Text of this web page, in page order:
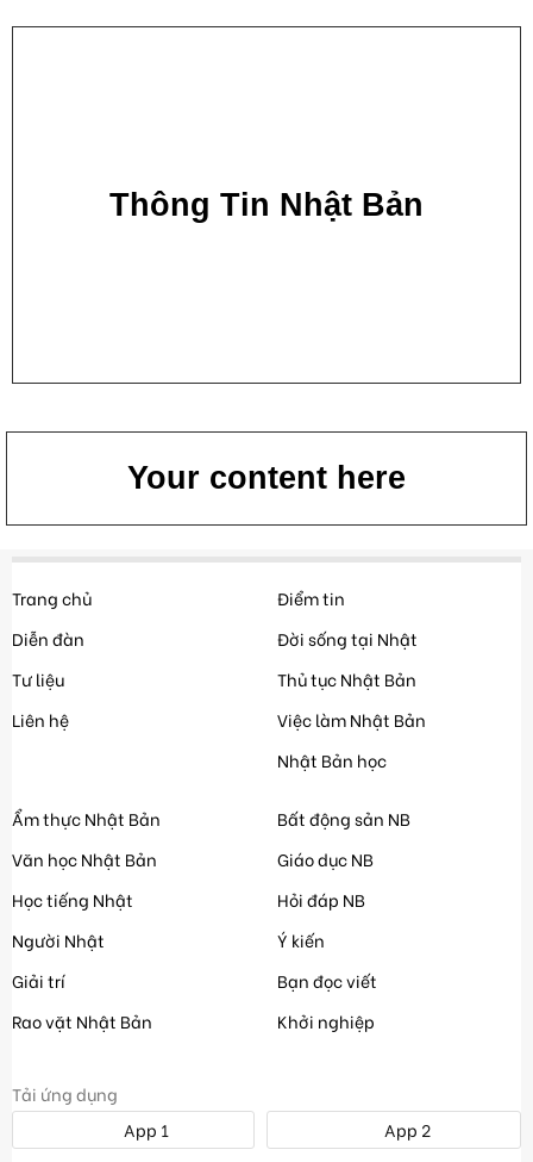
Thông Tin Nhật Bản
Your content here
Trang chủ
Diễn đàn
Tư liệu
Liên hệ
Điểm tin
Đời sống tại Nhật
Thủ tục Nhật Bản
Việc làm Nhật Bản
Nhật Bản học
Ẩm thực Nhật Bản
Văn học Nhật Bản
Học tiếng Nhật
Người Nhật
Giải trí
Rao vặt Nhật Bản
Bất động sản NB
Giáo dục NB
Hỏi đáp NB
Ý kiến
Bạn đọc viết
Khởi nghiệp
Tải ứng dụng
App 1
App 2